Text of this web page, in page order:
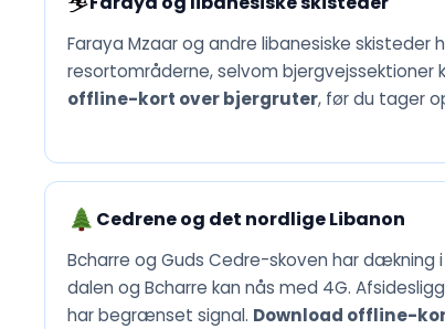
Faraya Mzaar og andre libanesiske skisteder
resortområderne, selvom bjergvejssektioner
offline-kort over bjergruter, før du tager
Cedrene og det nordlige Libanon
Bcharre og Guds Cedre-skoven har dækning
dalen og Bcharre kan nås med 4G.
har begrænset signal. Download offline-